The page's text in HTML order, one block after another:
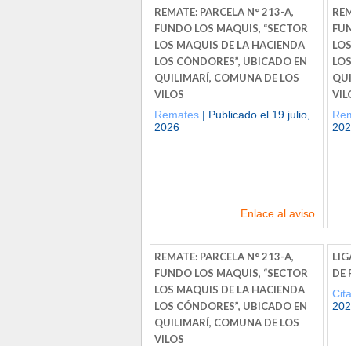
REMATE: PARCELA N° 213-A,
FUNDO LOS MAQUIS, “SECTOR
LOS MAQUIS DE LA HACIENDA
LOS CÓNDORES”, UBICADO EN
QUILIMARÍ, COMUNA DE LOS
VILOS
Remates | Publicado el 19 julio,
2026
Enlace al aviso
REMATE: PARCELA N° 213-A,
FUNDO LOS MAQUIS, “SECTOR
LOS MAQUIS DE LA HACIENDA
LOS CÓNDORES”, UBICADO EN
QUILIMARÍ, COMUNA DE LOS
VILOS
DE